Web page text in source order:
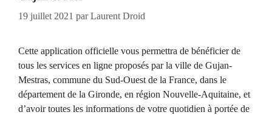
19 juillet 2021 parLaurent Droid
Cette application officielle vous permettra de bénéficier de
tous les services en ligne proposés par la ville de Gujan-
Mestras, commune du Sud-Ouest de la France, dans le
département de la Gironde, en région Nouvelle-Aquitaine, et
d’avoir toutes les informations de votre quotidien à portée de